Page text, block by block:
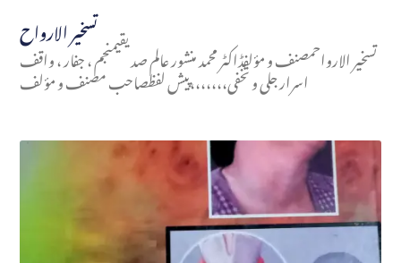
تسخير الارواح
تسخير الارواحمصنف و مؤلفڈاکٹر محمد منشور عالم صدیقیمنجم ، جفار ، واقف
اسرار جلی و تخفی،،،،،،،پیش لفظصاحب مصنف و مؤلف